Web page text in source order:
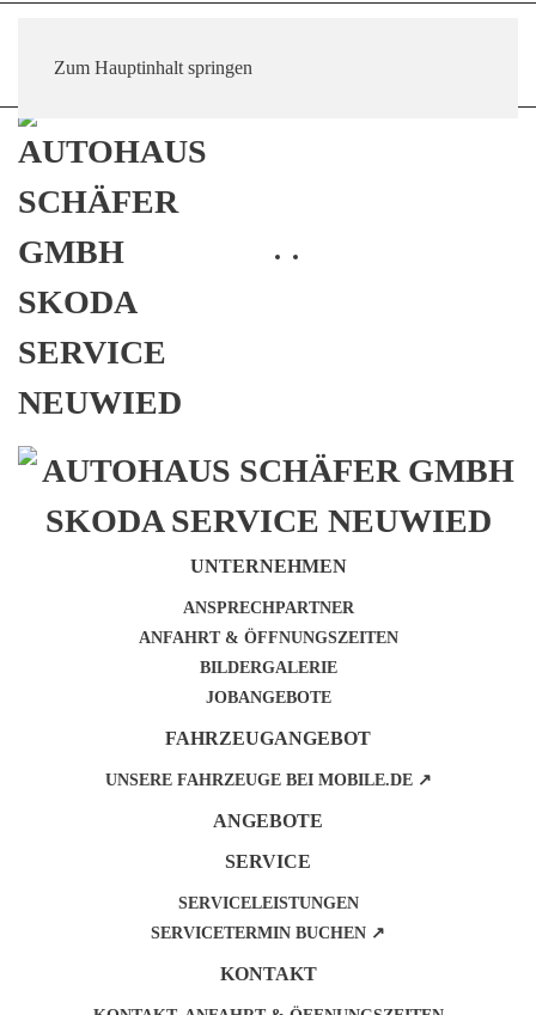
Zum Hauptinhalt springen
UNTERNEHMEN
ANSPRECHPARTNER
ANFAHRT & ÖFFNUNGSZEITEN
BILDERGALERIE
JOBANGEBOTE
FAHRZEUGANGEBOT
UNSERE FAHRZEUGE BEI MOBILE.DE ↗
ANGEBOTE
SERVICE
SERVICELEISTUNGEN
SERVICETERMIN BUCHEN ↗
KONTAKT
02622-92770